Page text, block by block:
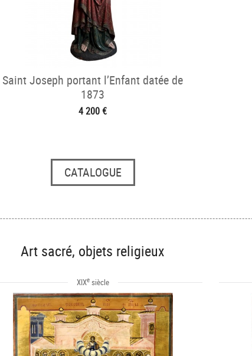
Saint Joseph portant l’Enfant datée de
1873
4 200 €
CATALOGUE
Art sacré, objets religieux
XIXesiècle